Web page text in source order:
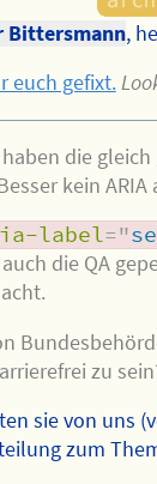
Bittersmann,
euch gefixt.
die
kein ARIA
label="
die QA
zu
sie von uns
zum